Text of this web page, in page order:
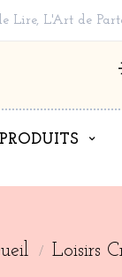
Lire, L'Art de
Loisirs